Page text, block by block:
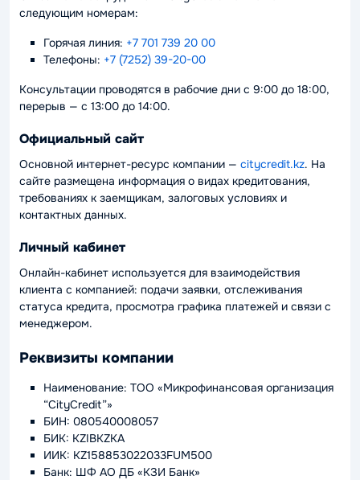
следующим номерам:
Горячая линия: +7 701 739 20 00
Телефоны: +7 (7252) 39-20-00
Консультации проводятся в рабочие дни с 9:00 до 18:00,
перерыв — с 13:00 до 14:00.
Официальный сайт
Основной интернет-ресурс компании — citycredit.kz. На
сайте размещена информация о видах кредитования,
требованиях к заемщикам, залоговых условиях и
контактных данных.
Личный кабинет
Онлайн-кабинет используется для взаимодействия
клиента с компанией: подачи заявки, отслеживания
статуса кредита, просмотра графика платежей и связи с
менеджером.
Реквизиты компании
Наименование: ТОО «Микрофинансовая организация
“CityCredit”»
БИН: 080540008057
БИК: KZIBKZKA
ИИК: KZ158853022033FUM500
Банк: ШФ АО ДБ «КЗИ Банк»